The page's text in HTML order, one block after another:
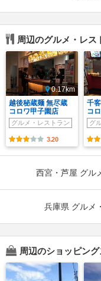
周辺のグルメ・レス
0.17km
越後秘蔵麺 無尽蔵
コロワ甲子園店
グルメ・レストラン
3.20
千
コ
グ
西宮・芦屋 グル
兵庫県 グルメ
周辺のショッピング